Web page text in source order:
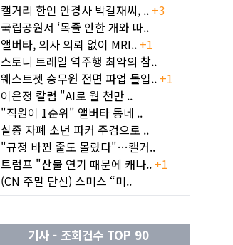
캘거리 한인 안경사 박길재씨, .. +3
국립공원서 ‘목줄 안한 개와 따..
앨버타, 의사 의뢰 없이 MRI.. +1
스토니 트레일 역주행 최악의 참..
웨스트젯 승무원 전면 파업 돌입.. +1
이은정 칼럼 "AI로 월 천만 ..
"직원이 1순위" 앨버타 동네 ..
실종 자폐 소년 파커 주검으로 ..
"규정 바뀐 줄도 몰랐다"…캘거..
트럼프 "산불 연기 때문에 캐나.. +1
(CN 주말 단신) 스미스 “미..
기사 - 조회건수 TOP 90